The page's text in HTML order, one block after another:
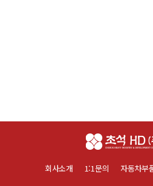
회사소개 1:1문의 자동차